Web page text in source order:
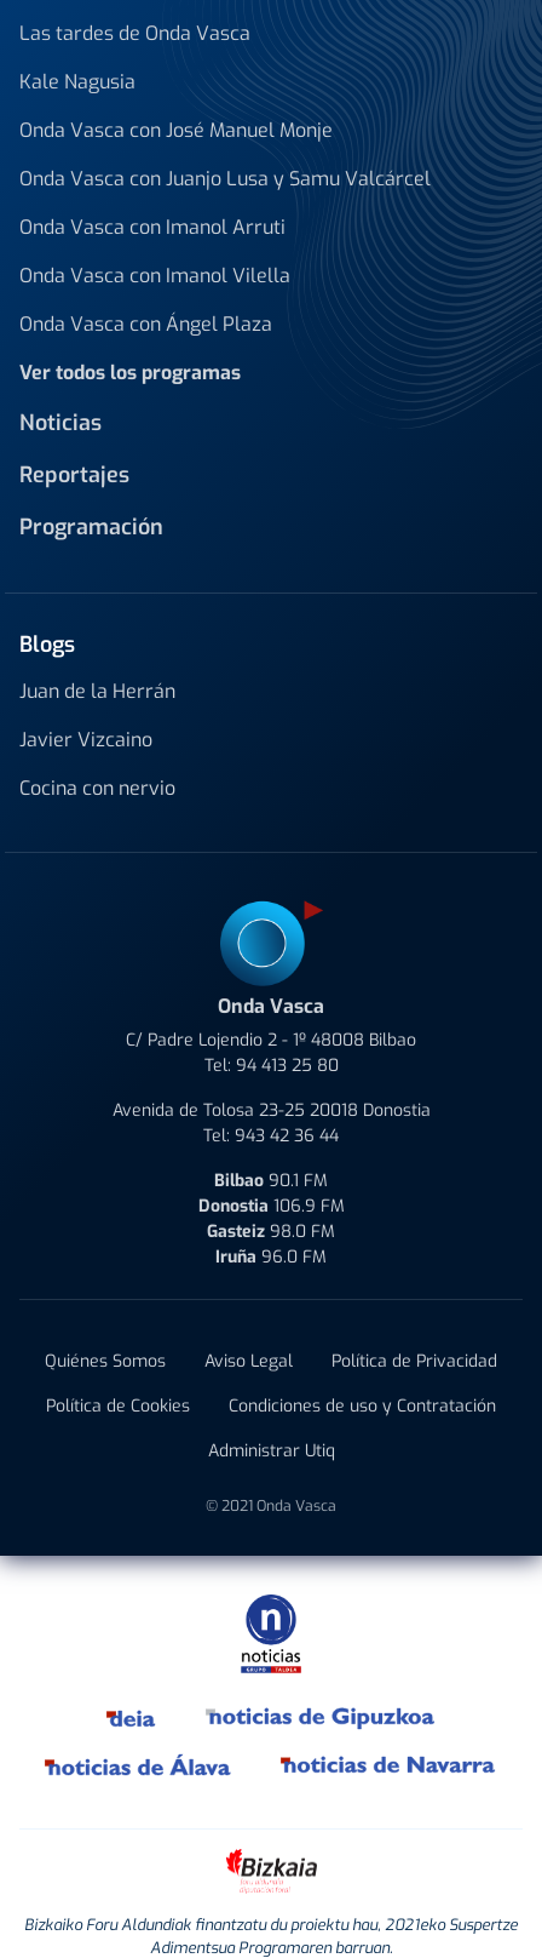
Las tardes de Onda Vasca
Kale Nagusia
Onda Vasca con José Manuel Monje
Onda Vasca con Juanjo Lusa y Samu Valcárcel
Onda Vasca con Imanol Arruti
Onda Vasca con Imanol Vilella
Onda Vasca con Ángel Plaza
Ver todos los programas
Noticias
Reportajes
Programación
Blogs
Juan de la Herrán
Javier Vizcaino
Cocina con nervio
Onda Vasca
C/ Padre Lojendio 2 - 1º 48008 Bilbao
Tel: 94 413 25 80
Avenida de Tolosa 23-25 20018 Donostia
Tel: 943 42 36 44
Bilbao 90.1 FM
Donostia 106.9 FM
Gasteiz 98.0 FM
Iruña 96.0 FM
Quiénes Somos Aviso Legal
Política de Privacidad
Política de Cookies
Condiciones de uso y Contratación
Administrar Utiq
© 2021 Onda Vasca
Bizkaiko Foru Aldundiak finantzatu du proiektu hau, 2021eko Suspertze
Adimentsua Programaren barruan.